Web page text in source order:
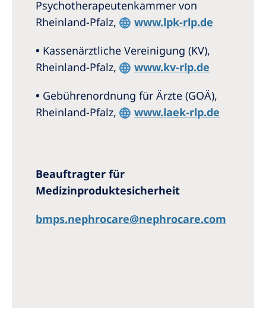
Psychotherapeutenkammer von
Rheinland-Pfalz,
www.lpk-rlp.de
• Kassenärztliche Vereinigung (KV),
Rheinland-Pfalz,
www.kv-rlp.de
• Gebührenordnung für Ärzte (GOÄ),
Rheinland-Pfalz,
www.laek-rlp.de
Beauftragter für
Medizinproduktesicherheit
bmps.nephrocare@nephrocare.com